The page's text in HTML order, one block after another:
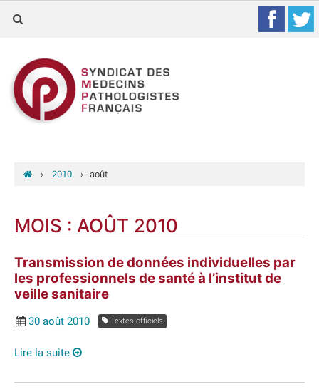
› 2010 › août
MOIS : AOÛT 2010
Transmission de données individuelles par
les professionnels de santé à l’institut de
veille sanitaire
30 août 2010 Textes officiels
Lire la suite